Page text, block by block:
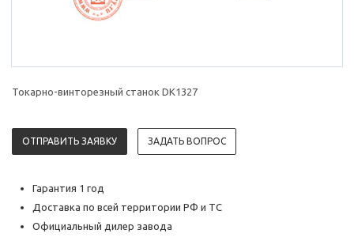
Токарно-винторезный станок DK1327
ОТПРАВИТЬ ЗАЯВКУ ЗАДАТЬ ВОПРОС
Гарантия 1 год
Доставка по всей территории РФ и ТС
Официальный дилер завода